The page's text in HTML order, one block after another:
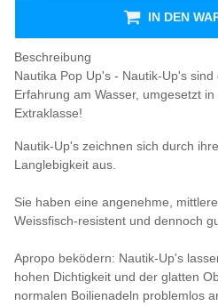
IN DEN
Beschreibung
Nautika Pop Up's - Nautik-Up's
Erfahrung am Wasser, umgesetzt
Extraklasse!
Nautik-Up's zeichnen sich durch
Langlebigkeit aus.
Sie haben eine angenehme,
Weissfisch-resistent und dennoch
Apropo beködern: Nautik-Up's
hohen Dichtigkeit und der glatten
normalen Boilienadeln problemlos